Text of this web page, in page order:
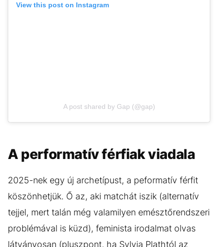
View this post on Instagram
A post shared by Gap (@gap)
A performatív férfiak viadala
2025-nek egy új archetípust, a peformatív férfit
köszönhetjük. Ő az, aki matchát iszik (alternatív
tejjel, mert talán még valamilyen emésztőrendszeri
problémával is küzd), feminista irodalmat olvas
látványosan (pluszpont, ha Sylvia Plathtól az